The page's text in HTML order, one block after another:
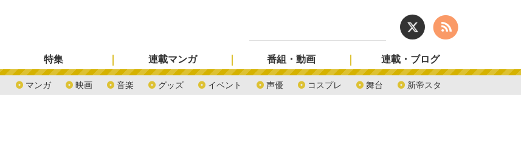
マンガ 映画 音楽 グッズ イベント 声優 コスプレ 舞台 新帝スタ
特集 連載マンガ 番組・動画 連載・ブログ